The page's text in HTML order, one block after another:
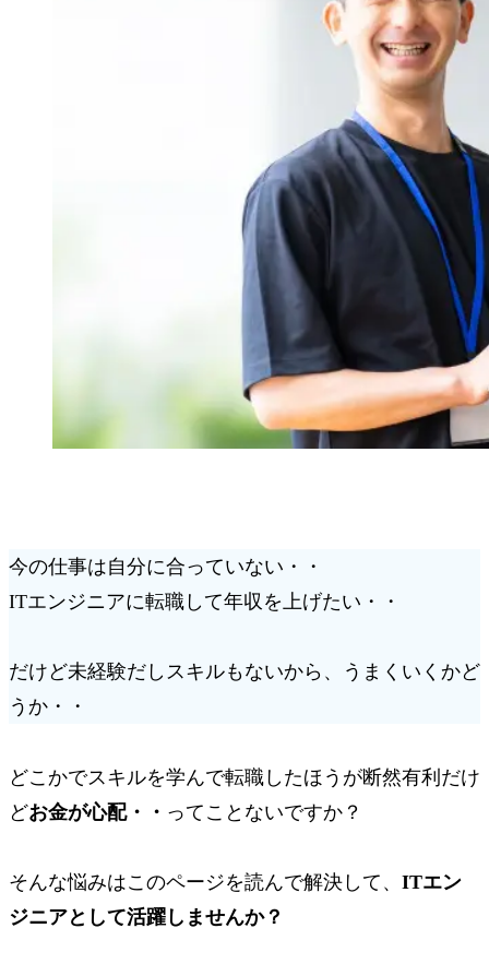
今の仕事は自分に合っていない・・
ITエンジニアに転職して年収を上げたい・・
だけど未経験だしスキルもないから、うまくいくかど
うか・・
どこかでスキルを学んで転職したほうが断然有利だけ
どお金が心配・・ ってことないですか？
そんな悩みはこのページを読んで解決して、 ITエン
ジニアとして活躍しませんか？